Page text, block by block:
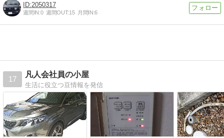
2050317
週間IN:0 週間OUT:15 月間IN:6
17
凡人会社員の小屋
生活に役立つ豆情報を発信